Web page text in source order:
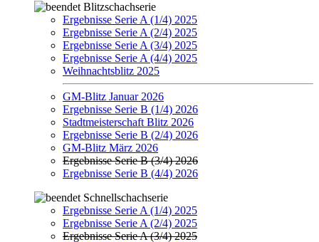
Blitzschachserie
Ergebnisse Serie A (1/4) 2025
Ergebnisse Serie A (2/4) 2025
Ergebnisse Serie A (3/4) 2025
Ergebnisse Serie A (4/4) 2025
Weihnachtsblitz 2025
GM-Blitz Januar 2026
Ergebnisse Serie B (1/4) 2026
Stadtmeisterschaft Blitz 2026
Ergebnisse Serie B (2/4) 2026
GM-Blitz März 2026
Ergebnisse Serie B (3/4) 2026
Ergebnisse Serie B (4/4) 2026
Schnellschachserie
Ergebnisse Serie A (1/4) 2025
Ergebnisse Serie A (2/4) 2025
Ergebnisse Serie A (3/4) 2025